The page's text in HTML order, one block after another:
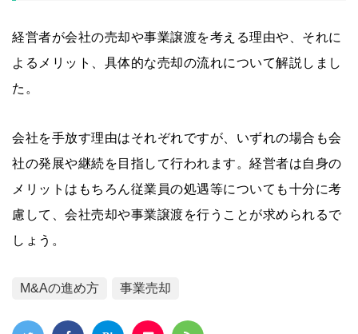
経営者が会社の売却や事業譲渡を考える理由や、それに
よるメリット、具体的な売却の流れについて解説しまし
た。
会社を手放す理由はそれぞれですが、いずれの場合も会
社の発展や継続を目指して行われます。経営者は自身の
メリットはもちろん従業員の処遇等についても十分に考
慮して、会社売却や事業譲渡を行うことが求められるで
しょう。
M&Aの進め方 事業売却